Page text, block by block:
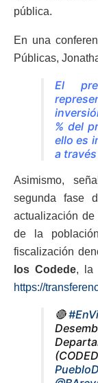
pública.
En una
Públicas,
El
% del
ello es
a
Asimismo,
segunda fase
actualización
de la
fiscalización
los Codede, la
https://
🔴